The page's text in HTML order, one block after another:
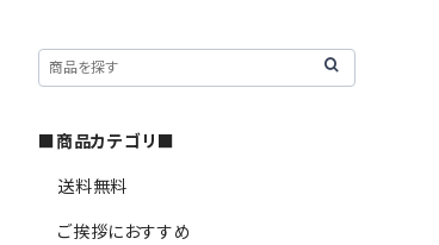
■商品カテゴリ■
送料無料
ご挨拶におすすめ